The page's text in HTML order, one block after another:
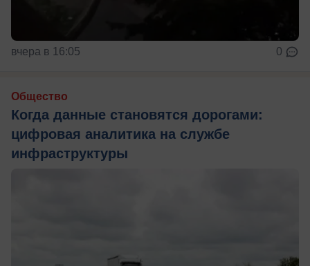
вчера в 16:05 0
Общество
Когда данные становятся дорогами:
цифровая аналитика на службе
инфраструктуры